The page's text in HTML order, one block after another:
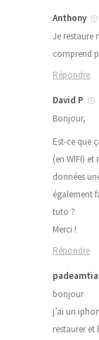
Anthony
Je restaure
comprend
Répondre
David P
Bonjour,
Est-ce que
(en WIFI)
données
également
tuto ?
Merci !
Répondre
bonjour
j’ai un
restaurer et